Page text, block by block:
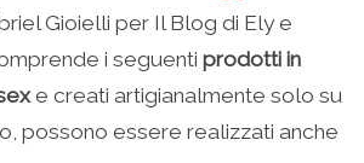
Gioielli per Il Blog di Ely e
i seguenti prodotti in
e creati artigianalmente solo su
possono essere realizzati anche